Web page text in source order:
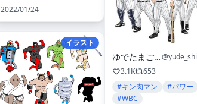
2022/01/24
イラスト
ゆでたまご嶋田
3.1K
653
#キン肉マン
#パワー
#WBC